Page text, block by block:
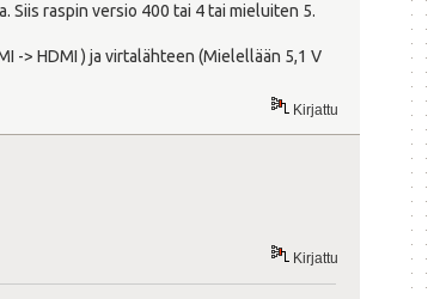
Siis raspin versio 400 tai 4 tai mieluiten 5.
-> HDMI ) ja virtalähteen (Mielellään 5,1 V
Kirjattu
Kirjattu